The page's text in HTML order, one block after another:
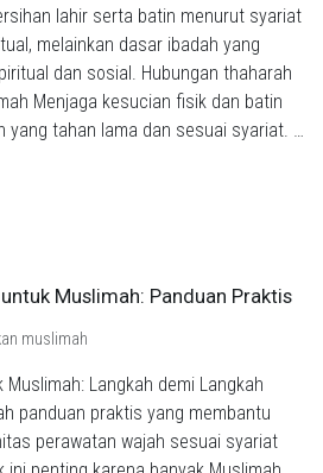
lahir serta batin menurut syariat
melainkan dasar ibadah yang
dan sosial. Hubungan thaharah
Menjaga kesucian fisik dan batin
yang tahan lama dan sesuai syariat. …
Muslimah: Panduan Praktis
muslimah
Langkah demi Langkah
panduan praktis yang membantu
perawatan wajah sesuai syariat